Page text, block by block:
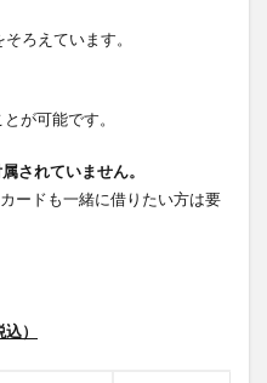
ろえています。
が可能です。
されていません。
ードも一緒に借りたい方は要
）